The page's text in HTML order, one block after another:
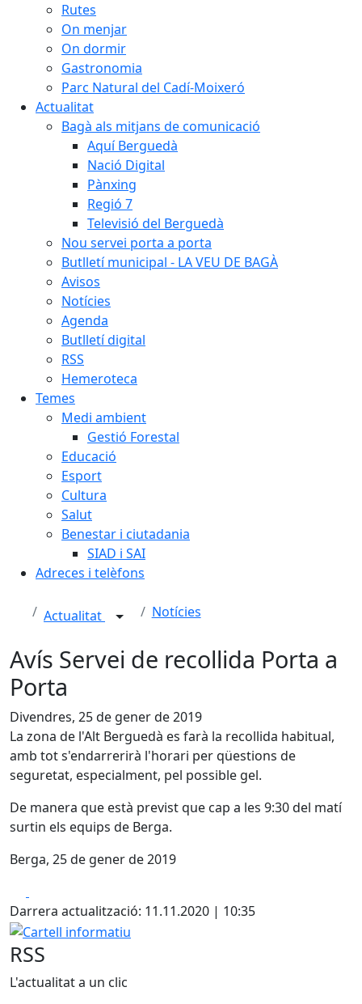
Rutes
On menjar
On dormir
Gastronomia
Parc Natural del Cadí-Moixeró
Actualitat
Bagà als mitjans de comunicació
Aquí Berguedà
Nació Digital
Pànxing
Regió 7
Televisió del Berguedà
Nou servei porta a porta
Butlletí municipal - LA VEU DE BAGÀ
Avisos
Notícies
Agenda
Butlletí digital
RSS
Hemeroteca
Temes
Medi ambient
Gestió Forestal
Educació
Esport
Cultura
Salut
Benestar i ciutadania
SIAD i SAI
Adreces i telèfons
Actualitat Notícies
Avís Servei de recollida Porta a
Porta
Divendres, 25 de gener de 2019
La zona de l'Alt Berguedà es farà la recollida habitual,
amb tot s'endarrerirà l'horari per qüestions de
seguretat, especialment, pel possible gel.
De manera que està previst que cap a les 9:30 del matí
surtin els equips de Berga.
Berga, 25 de gener de 2019
Darrera actualització: 11.11.2020 | 10:35
Cartell informatiu
RSS
L'actualitat a un clic